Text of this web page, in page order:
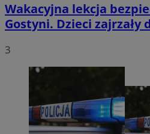
Wakacyjna lekcja
Gostyni. Dzieci zajrzały
3